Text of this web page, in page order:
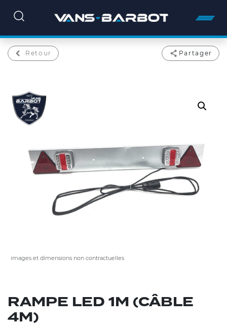
images et dimensions non contractuelles
RAMPE LED 1M (CÂBLE
4M)
Retour Partager